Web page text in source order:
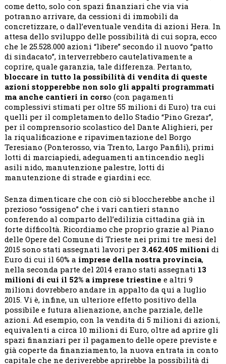
come detto, solo con spazi finanziari che via via
potranno arrivare, da cessioni di immobili da
concretizzare, o dall’eventuale vendita di azioni Hera. In
attesa dello sviluppo delle possibilità di cui sopra, ecco
che le 25.528.000 azioni “libere” secondo il nuovo “patto
di sindacato”, interverrebbero cautelativamente a
coprire, quale garanzia, tale differenza. Pertanto,
bloccare in tutto la possibilità di vendita di queste
azioni stopperebbe non solo gli appalti programmati
ma anche cantieri in corso (con pagamenti
complessivi stimati per oltre 55 milioni di Euro) tra cui
quelli per il completamento dello Stadio “Pino Grezar”,
per il comprensorio scolastico del Dante Alighieri, per
la riqualificazione e ripavimentazione del Borgo
Teresiano (Ponterosso, via Trento, Largo Panfili), primi
lotti di marciapiedi, adeguamenti antincendio negli
asili nido, manutenzione palestre, lotti di
manutenzione di strade e giardini ecc.
Senza dimenticare che con ciò si bloccherebbe anche il
prezioso “ossigeno” che i vari cantieri stanno
conferendo al comparto dell’edilizia cittadina già in
forte difficoltà. Ricordiamo che proprio grazie al Piano
delle Opere del Comune di Trieste nei primi tre mesi del
2015 sono stati assegnati lavori per 3.462.405 milioni di
Euro di cui il 60% a imprese della nostra provincia,
nella seconda parte del 2014 erano stati assegnati 13
milioni di cui il 52% a imprese triestinee altri 9
milioni dovrebbero andare in appalto da qui a luglio
2015. Vi è, infine, un ulteriore effetto positivo della
possibile e futura alienazione, anche parziale, delle
azioni. Ad esempio, con la vendita di 5 milioni di azioni,
equivalenti a circa 10 milioni di Euro, oltre ad aprire gli
spazi finanziari per il pagamento delle opere previste e
già coperte da finanziamento, la nuova entrata in conto
capitale che ne deriverebbe aprirebbe la possibilità di